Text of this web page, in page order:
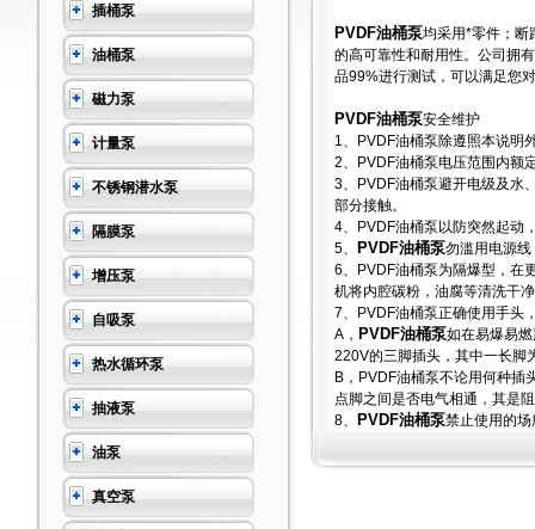
插桶泵
油桶泵
磁力泵
计量泵
不锈钢潜水泵
隔膜泵
增压泵
自吸泵
热水循环泵
抽液泵
油泵
真空泵
PVDF油桶泵均采用*零件；断
的高可靠性和耐用性。公司拥
品99%进行测试，可以满足您
PVDF油桶泵安全维护
1、PVDF油桶泵除遵照本说明
2、PVDF油桶泵电压范围内额
3、PVDF油桶泵避开电级及水
部分接触。
4、PVDF油桶泵以防突然起动
5、
PVDF油桶泵勿滥用电源
6、PVDF油桶泵为隔爆型，在
机将内腔碳粉，油腐等清洗干
7、PVDF油桶泵正确使用手头
A， PVDF油桶泵如在易爆易
220V的三脚插头，其中一长脚
B，PVDF油桶泵不论用何种插
点脚之间是否电气相通，其是
8、
PVDF油桶泵禁止使用的